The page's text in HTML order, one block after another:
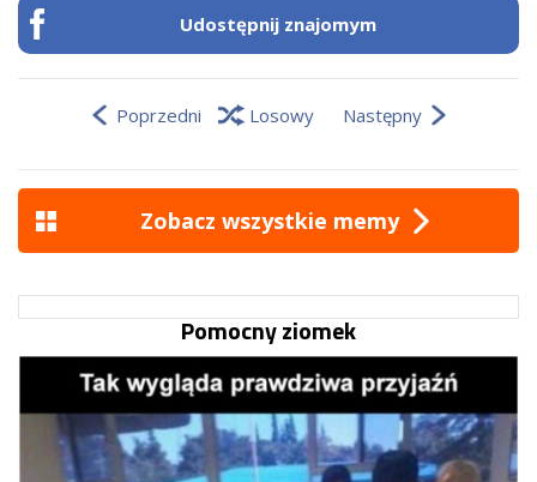
Udostępnij znajomym
Poprzedni Losowy Następny
Zobacz wszystkie memy
Pomocny ziomek